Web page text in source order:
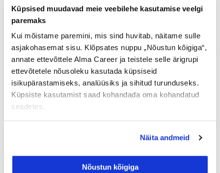
Küpsised muudavad meie veebilehe kasutamise veelgi
paremaks
Kui mõistame paremini, mis sind huvitab, näitame sulle
asjakohasemat sisu. Klõpsates nuppu „Nõustun kõigiga“,
annate ettevõttele Alma Career ja teistele selle ärigrupi
ettevõtetele nõusoleku kasutada küpsiseid
isikupärastamiseks, analüüsiks ja sihitud turunduseks.
Küpsiste kasutamist saad kohandada oma kohandatud
seadetes.
Näita andmeid
Nõustun kõigiga
legendaarne Coca-Cola tegi enda ettevõttes
uuringu,
Loe lisaks »